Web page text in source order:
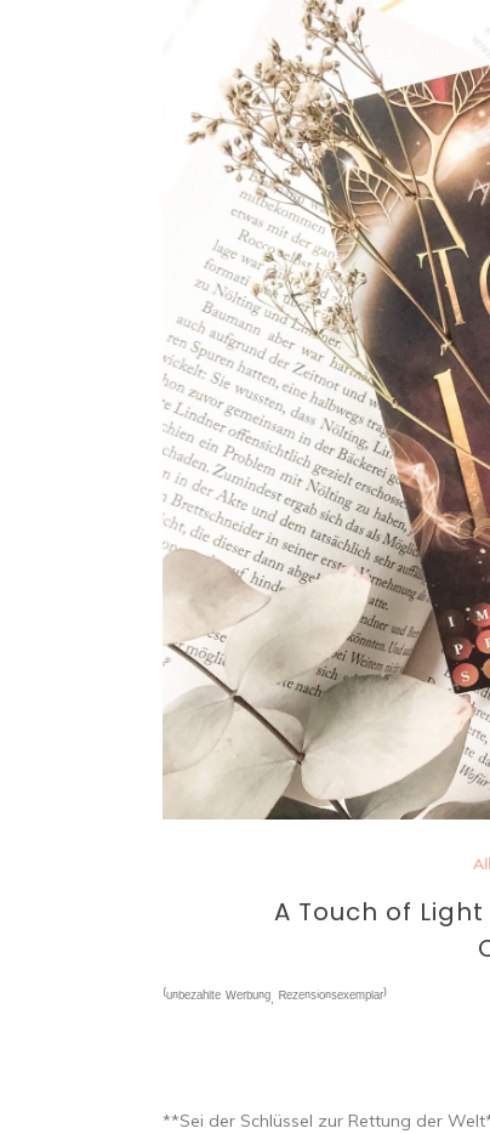
A Touch of
⁽ᵘⁿᵇᵉᶻᵃʰˡᵗᵉ ᵂᵉʳᵇᵘⁿᵍ, ᴿᵉᶻᵉⁿˢⁱᵒⁿˢᵉˣᵉᵐᵖˡᵃʳ⁾
**Sei der Schlüssel zur Rettung der